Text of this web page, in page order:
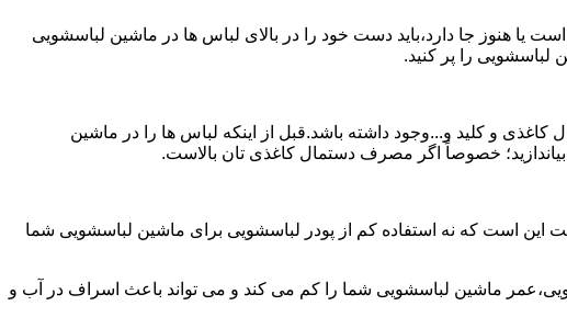
هنوز جا دارد،باید دست خود را در بالای لباس ها در ماشین لباسشویی
و کلید و...وجود داشته باشد.قبل از اینکه لباس ها را در ماشین
خصوصاً اگر مصرف دستمال کاغذی تان بالاست.
این است که نه استفاده کم از پودر لباسشویی برای ماشین لباسشویی شما
ماشین لباسشویی شما را کم می کند و می تواند باعث اسراف در آب و